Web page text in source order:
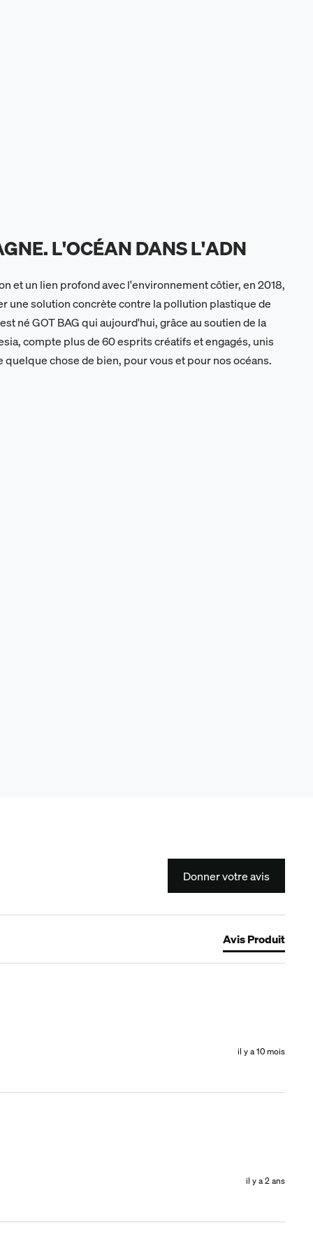
L'OCÉAN DANS L'ADN
et un lien profond avec l'environnement côtier, en 2018,
une solution concrète contre la pollution plastique de
né GOT BAG qui aujourd'hui, grâce au soutien de la
compte plus de 60 esprits créatifs et engagés, unis
quelque chose de bien, pour vous et pour nos océans.
Donner votre avis
Avis Produit
il y a 10 mois
il y a 2 ans